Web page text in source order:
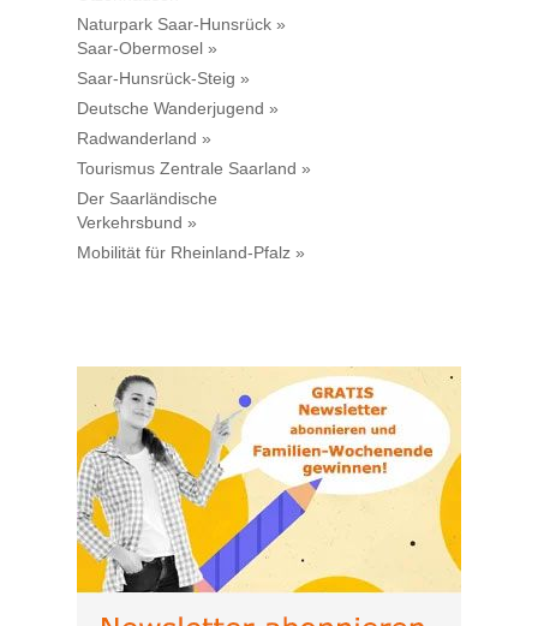
Naturpark Saar-Hunsrück »
Saar-Obermosel »
Saar-Hunsrück-Steig »
Deutsche Wanderjugend »
Radwanderland »
Tourismus Zentrale Saarland »
Der Saarländische
Verkehrsbund »
Mobilität für Rheinland-Pfalz »